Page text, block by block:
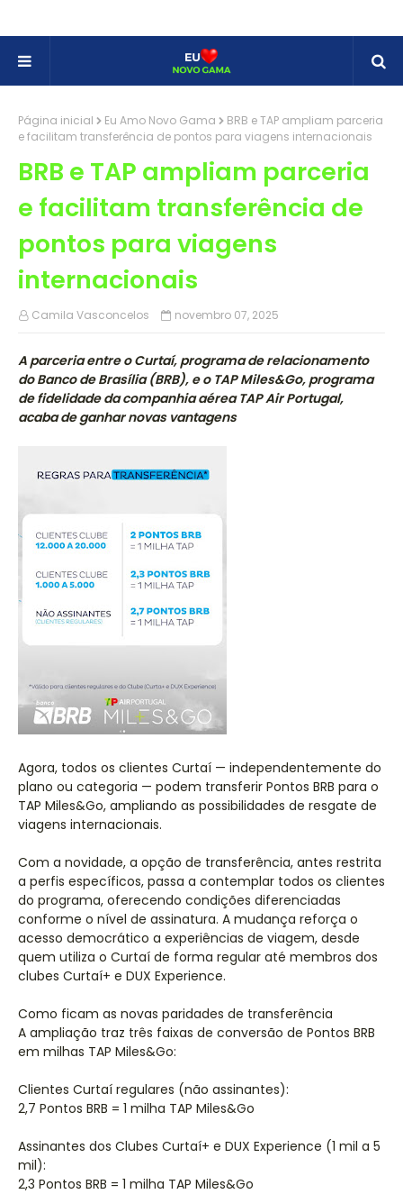
Página inicial Eu Amo Novo Gama
BRB e TAP ampliam parceria
e facilitam transferência de pontos para viagens internacionais
BRB e TAP ampliam parceria
e facilitam transferência de
pontos para viagens
internacionais
Camila Vasconcelos novembro 07, 2025
A parceria entre o Curtaí, programa de relacionamento
do Banco de Brasília (BRB), e o TAP Miles&Go, programa
de fidelidade da companhia aérea TAP Air Portugal,
acaba de ganhar novas vantagens
Agora, todos os clientes Curtaí — independentemente do
plano ou categoria — podem transferir Pontos BRB para o
TAP Miles&Go, ampliando as possibilidades de resgate de
viagens internacionais.
Com a novidade, a opção de transferência, antes restrita
a perfis específicos, passa a contemplar todos os clientes
do programa, oferecendo condições diferenciadas
conforme o nível de assinatura. A mudança reforça o
acesso democrático a experiências de viagem, desde
quem utiliza o Curtaí de forma regular até membros dos
clubes Curtaí+ e DUX Experience.
Como ficam as novas paridades de transferência
A ampliação traz três faixas de conversão de Pontos BRB
em milhas TAP Miles&Go:
Clientes Curtaí regulares (não assinantes):
2,7 Pontos BRB = 1 milha TAP Miles&Go
Assinantes dos Clubes Curtaí+ e DUX Experience (1 mil a 5
mil):
2,3 Pontos BRB = 1 milha TAP Miles&Go